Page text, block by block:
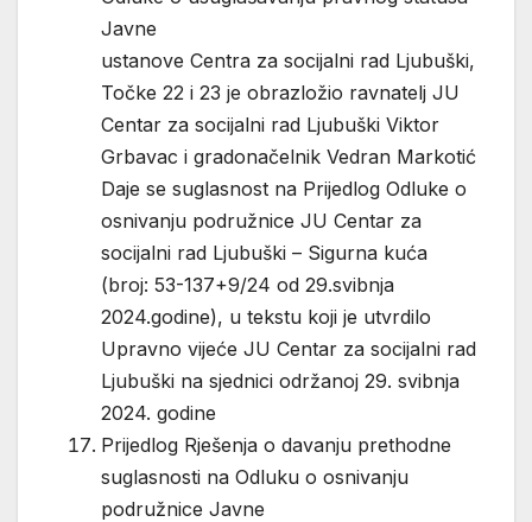
Javne
ustanove Centra za socijalni rad Ljubuški,
Točke 22 i 23 je obrazložio ravnatelj JU
Centar za socijalni rad Ljubuški Viktor
Grbavac i gradonačelnik Vedran Markotić
Daje se suglasnost na Prijedlog Odluke o
osnivanju podružnice JU Centar za
socijalni rad Ljubuški – Sigurna kuća
(broj: 53-137+9/24 od 29.svibnja
2024.godine), u tekstu koji je utvrdilo
Upravno vijeće JU Centar za socijalni rad
Ljubuški na sjednici održanoj 29. svibnja
2024. godine
Prijedlog Rješenja o davanju prethodne
suglasnosti na Odluku o osnivanju
podružnice Javne